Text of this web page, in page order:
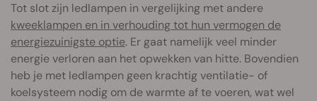
Tot slot zijn ledlampen in vergelijking met andere
kweeklampen en in verhouding tot hun vermogen de
energiezuinigste optie. Er gaat namelijk veel minder
energie verloren aan het opwekken van hitte. Bovendien
heb je met ledlampen geen krachtig ventilatie- of
koelsysteem nodig om de warmte af te voeren, wat wel